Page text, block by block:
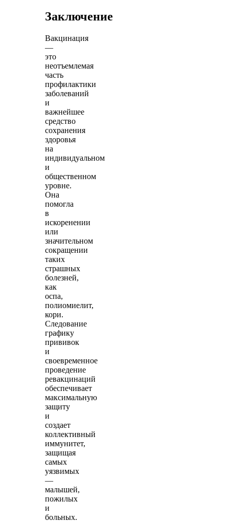
Заключение
Вакцинация
—
это
неотъемлемая
часть
профилактики
заболеваний
и
важнейшее
средство
сохранения
здоровья
на
индивидуальном
и
общественном
уровне.
Она
помогла
в
искоренении
или
значительном
сокращении
таких
страшных
болезней,
как
оспа,
полиомиелит,
кори.
Следование
графику
прививок
и
своевременное
проведение
ревакцинаций
обеспечивает
максимальную
защиту
и
создает
коллективный
иммунитет,
защищая
самых
уязвимых
—
малышей,
пожилых
и
больных.